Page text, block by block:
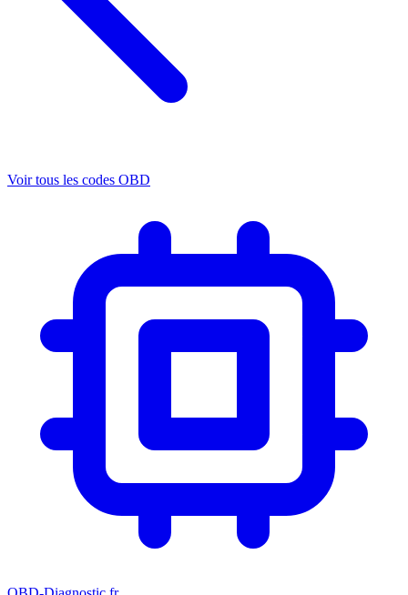
Voir tous les codes OBD